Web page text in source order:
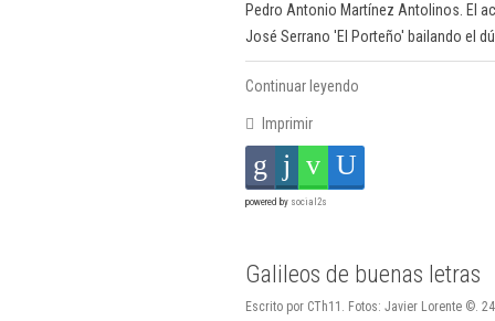
Pedro Antonio Martínez Antolinos. El
José Serrano 'El Porteño' bailando el
Continuar leyendo
Imprimir
powered by social2s
Galileos de buenas letras
Escrito por CTh11. Fotos: Javier Lorente ©.